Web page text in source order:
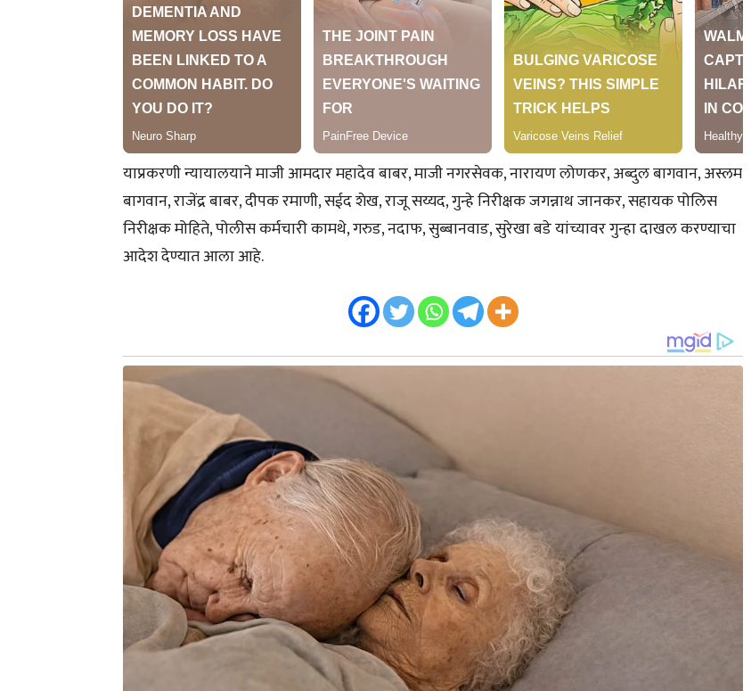
याप्रकरणी न्यायालयाने माजी आमदार महादेव बाबर, माजी नगरसेवक, नारायण लोणकर, अब्दुल बागवान, अस्लम
बागवान, राजेंद्र बाबर, दीपक रमाणी, सईद शेख, राजू सय्यद, गुन्हे निरीक्षक जगन्नाथ जानकर, सहायक पोलिस
निरीक्षक मोहिते, पोलीस कर्मचारी कामथे, गरुड, नदाफ, सुब्बानवाड, सुरेखा बडे यांच्यावर गुन्हा दाखल करण्याचा
आदेश देण्यात आला आहे.